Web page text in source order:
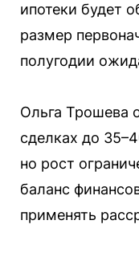
ипотеки будет
размер
полугодии
Ольга Трошева
сделках до
но рост
баланс
применять